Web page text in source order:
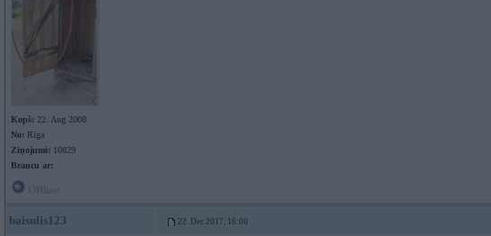
Kopš: 22. Aug 2008
No: Rīga
Ziņojumi: 10829
Braucu ar:
baisulis123 22. Dec 2017, 16:00